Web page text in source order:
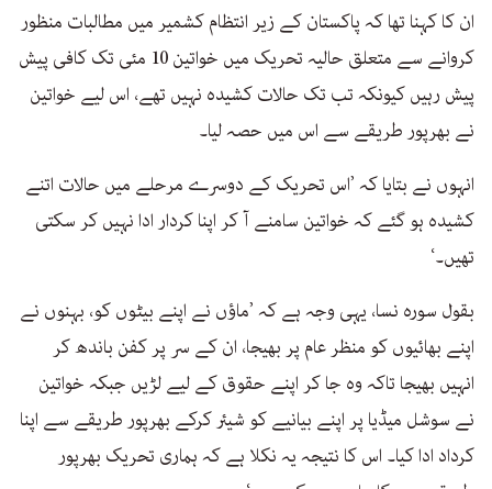
ان کا کہنا تھا کہ پاکستان کے زیر انتظام کشمیر میں مطالبات منظور
کروانے سے متعلق حالیہ تحریک میں خواتین 10 مئی تک کافی پیش
پیش رہیں کیونکہ تب تک حالات کشیدہ نہیں تھے، اس لیے خواتین
نے بھرپور طریقے سے اس میں حصہ لیا۔
انہوں نے بتایا کہ ’اس تحریک کے دوسرے مرحلے میں حالات اتنے
کشیدہ ہو گئے کہ خواتین سامنے آ کر اپنا کردار ادا نہیں کر سکتی
تھیں۔‘
بقول سورہ نسا، یہی وجہ ہے کہ ’ماؤں نے اپنے بیٹوں کو، بہنوں نے
اپنے بھائیوں کو منظر عام پر بھیجا، ان کے سر پر کفن باندھ کر
انہیں بھیجا تاکہ وہ جا کر اپنے حقوق کے لیے لڑیں جبکہ خواتین
نے سوشل میڈیا پر اپنے بیانیے کو شیئر کرکے بھرپور طریقے سے اپنا
کرداد ادا کیا۔ اس کا نتیجہ یہ نکلا ہے کہ ہماری تحریک بھرپور